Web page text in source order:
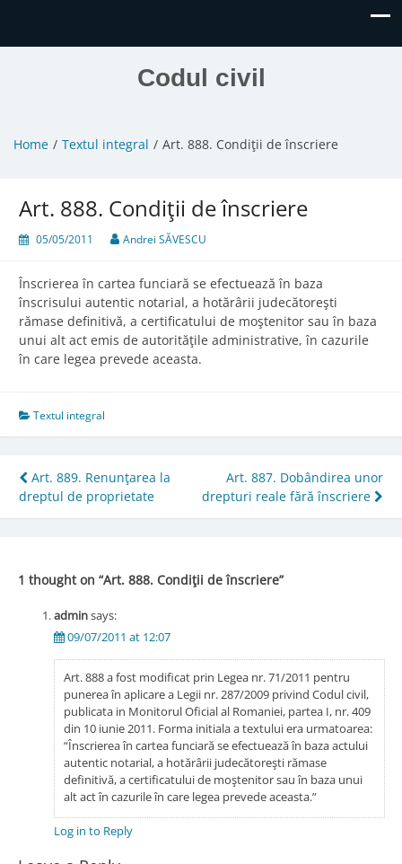
Codul civil
Home Textul integral Art. 888. Condiţii de înscriere
Art. 888. Condiţii de înscriere
05/05/2011 Andrei SĂVESCU
Înscrierea în cartea funciară se efectuează în baza
înscrisului autentic notarial, a hotărârii judecătoreşti
rămase definitivă, a certificatului de moştenitor sau în baza
unui alt act emis de autorităţile administrative, în cazurile
în care legea prevede aceasta.
Textul integral
Post
navigation
Art. 889. Renunţarea la
dreptul de proprietate
Art. 887. Dobândirea unor
drepturi reale fără înscriere
1 thought on “Art. 888. Condiţii de înscriere”
adminsays:
09/07/2011 at 12:07
Art. 888 a fost modificat prin Legea nr. 71/2011 pentru
punerea în aplicare a Legii nr. 287/2009 privind Codul civil,
publicata in Monitorul Oficial al Romaniei, partea I, nr. 409
din 10 iunie 2011. Forma initiala a textului era urmatoarea:
“Înscrierea în cartea funciară se efectuează în baza actului
autentic notarial, a hotărârii judecătoreşti rămase
definitivă, a certificatului de moştenitor sau în baza unui
alt act în cazurile în care legea prevede aceasta.”
Log in to Reply